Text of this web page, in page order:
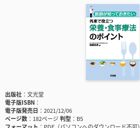
出版社
文光堂
電子版ISBN
電子版発売日
2021/12/06
ページ数
182ページ判型
B5